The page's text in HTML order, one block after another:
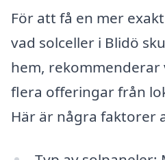
För att få en mer
vad solceller i Blidö
hem,
flera offeringar från
Här är några faktorer